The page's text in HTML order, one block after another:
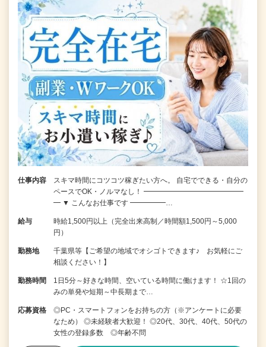
仕事内容
スキマ時間にコツコツ稼ぎたい方へ。 自宅でできる・自分の
ペースでOK・ノルマなし！ ━━━━━━━━━━━━━━
━ ▼ こんなお仕事です ━━━━━…
給与
時給1,500円以上（完全出来高制／時間額1,500円～5,000
円）
勤務地
千葉県等【ご希望の地域でオシゴトできます♪ お気軽にご
相談ください！】
勤務時間
1日5分～好きな時間、空いている時間に働けます！ ☆1回の
みの単発や短期～中長期まで…
応募資格
◎PC・スマートフォンをお持ちの方（※アンケートに必要
なため） ◎未経験者大歓迎！ ◎20代、30代、40代、50代の
女性の登録多数 ◎年齢不問